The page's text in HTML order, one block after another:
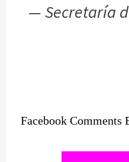
— Secretaría
Facebook Comments